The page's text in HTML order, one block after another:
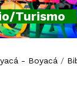
Turismo
- Boyacá /